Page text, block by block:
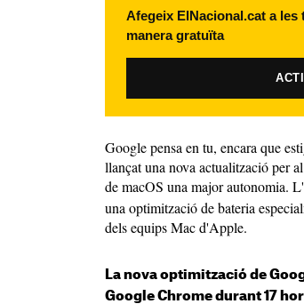
Afegeix ElNacional.cat a
manera gratuïta
Google pensa en tu, encara que
llançat una nova actualització per
de macOS una major autonomia.
una optimització de bateria
dels equips Mac d'Apple.
La nova optimització de
Google Chrome durant 17